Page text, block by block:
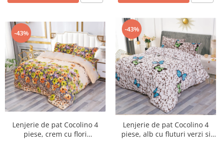
-43%
Lenjerie de pat Cocolino 4
piese, crem cu flori
-43%
Lenjerie de pat Cocolino 4
piese, alb cu fluturi verzi si